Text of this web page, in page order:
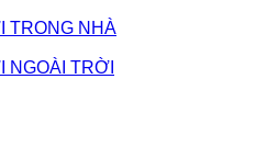
TRONG NHÀ
NGOÀI TRỜI